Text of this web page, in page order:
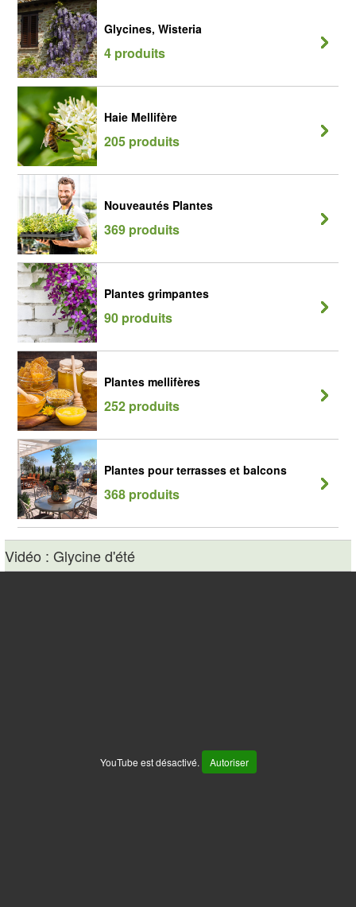
Glycines, Wisteria
4 produits
Haie Mellifère
205 produits
Nouveautés Plantes
369 produits
Plantes grimpantes
90 produits
Plantes mellifères
252 produits
Plantes pour terrasses et balcons
368 produits
Vidéo : Glycine d'été
YouTube est désactivé. Autoriser